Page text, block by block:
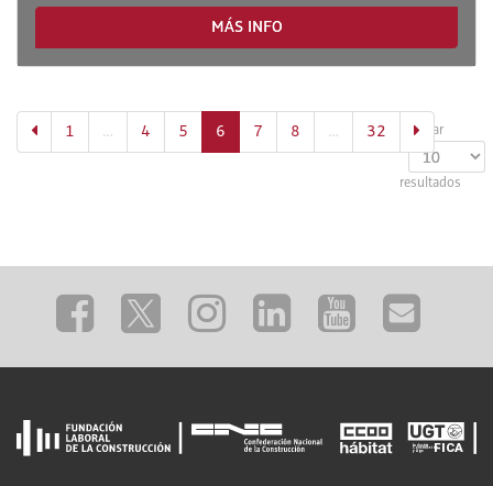
MÁS INFO
Mostrar
resultados
1 … 4 5 6 (actual)
7 8 … 32